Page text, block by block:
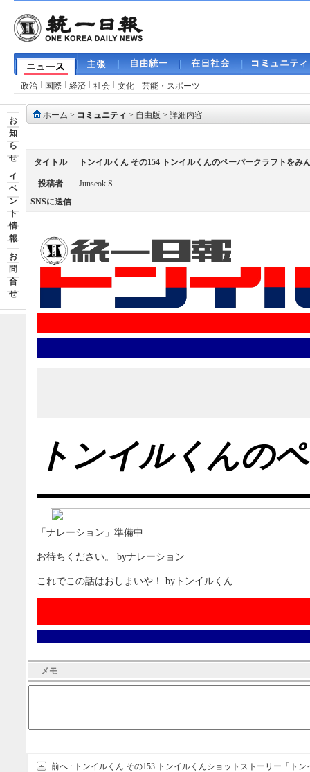
政治 国際 経済 社会 文化 芸能・スポーツ
お
知
ら
せ
イ
ベ
ン
ト
情
報
お
問
合
せ
ホーム > コミュニティ > 自由版 > 詳細内容
タイトル トンイルくん その154 トンイルくんのペーパークラフトをみ
投稿者
Junseok S
SNSに送信
トンイルくんの
「ナレーション」準備中
お待ちください。 byナレーション
これでこの話はおしまいや！ byトンイルくん
メモ
前へ : トンイルくん その153 トンイルくんショットストーリー「ト